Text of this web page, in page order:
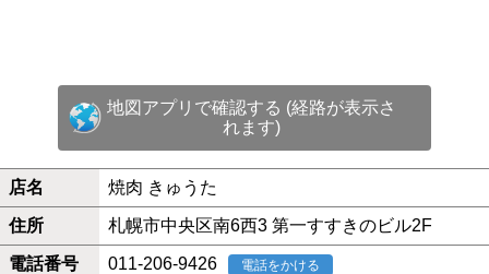
地図アプリで確認する (経路が表示さ
れます)
店名 焼肉 きゅうた
住所 札幌市中央区南6西3 第一すすきのビル2F
電話番号 011-206-9426 電話をかける